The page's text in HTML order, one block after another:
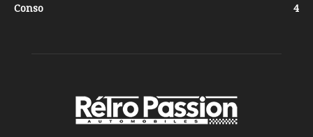
Conso
4